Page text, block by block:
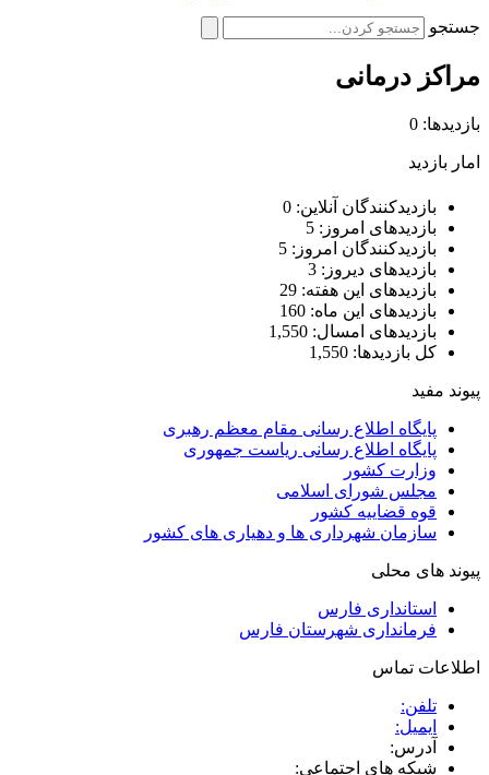
جستجو
مراکز درمانی
بازدیدها: 0
امار بازدید
بازدیدکنندگان آنلاین: 0
بازدیدهای امروز: 5
بازدیدکنندگان امروز: 5
بازدیدهای دیروز: 3
بازدیدهای این هفته: 29
بازدیدهای این ماه: 160
بازدیدهای امسال: 1,550
کل بازدیدها: 1,550
پیوند مفید
پایگاه اطلاع رسانی مقام معظم رهبری
پایگاه اطلاع رسانی ریاست جمهوری
وزارت کشور
مجلس شورای اسلامی
قوه قضاییه کشور
سازمان شهرداری ها و دهیاری های کشور
پیوند های محلی
استانداری فارس
فرمانداری شهرستان فارس
اطلاعات تماس
تلفن:
ایمیل:
آدرس:
شبکه های اجتماعی: